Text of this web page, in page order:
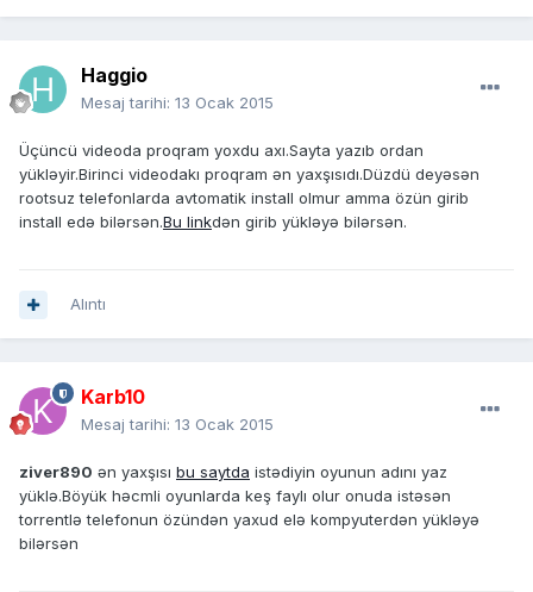
Haggio
Mesaj tarihi: 13 Ocak 2015
Üçüncü videoda proqram yoxdu axı.Sayta yazıb ordan
yükləyir.Birinci videodakı proqram ən yaxşısıdı.Düzdü deyəsən
rootsuz telefonlarda avtomatik install olmur amma özün girib
install edə bilərsən.Bu linkdən girib yükləyə bilərsən.
Alıntı
Karb10
Mesaj tarihi: 13 Ocak 2015
ziver890 ən yaxşısı bu saytda istədiyin oyunun adını yaz
yüklə.Böyük həcmli oyunlarda keş faylı olur onuda istəsən
torrentlə telefonun özündən yaxud elə kompyuterdən yükləyə
bilərsən